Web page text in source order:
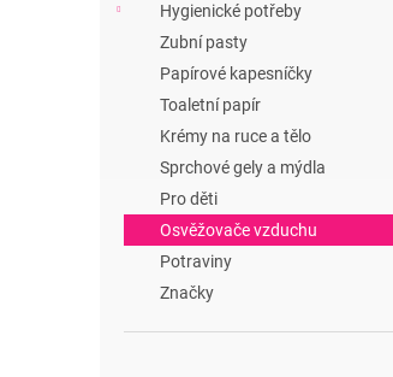
Hygienické potřeby
Zubní pasty
Papírové kapesníčky
Toaletní papír
Krémy na ruce a tělo
Sprchové gely a mýdla
Pro děti
Osvěžovače vzduchu
Potraviny
Značky